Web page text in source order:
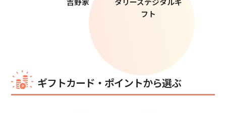
フト
ギフトカード・ポイントから選ぶ